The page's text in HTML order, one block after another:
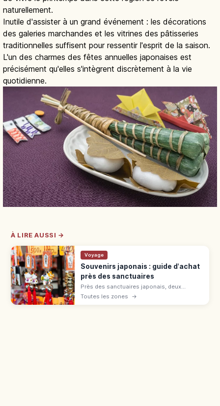
naturellement.
Inutile d'assister à un grand événement : les décorations
des galeries marchandes et les vitrines des pâtisseries
traditionnelles suffisent pour ressentir l'esprit de la saison.
L'un des charmes des fêtes annuelles japonaises est
précisément qu'elles s'intègrent discrètement à la vie
quotidienne.
À LIRE AUSSI →
Voyage
Souvenirs japonais : guide d'achat
près des sanctuaires
Près des sanctuaires japonais, deux
catégories : juyohin sacrés (omamori,
Toutes les zones →